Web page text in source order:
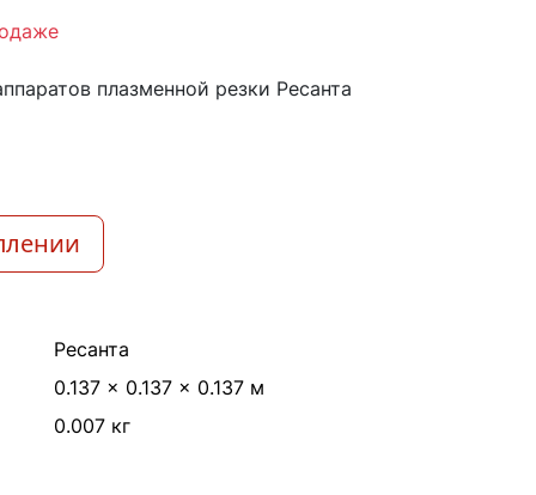
плазменной резки Ресанта
Ресанта
0.137 × 0.137 × 0.137 м
0.007 кг